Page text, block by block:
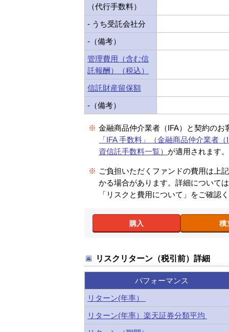
（代行手数料）
- うち受託会社分
-（備考）
管理費用（含む信
託報酬）（税込）
信託財産留保額
-（備考）
※ 金融商品仲介業者（IFA）と契約のお
「IFA 手数料」（金融商品仲介業者
資信託手数料一覧） が適用されます。
※ ご負担いただくファンドの費用は上
かる場合があります。詳細について
「リスクと費用について」をご確認
購入 積
リスクリターン（税引前）詳細
パフォーマンス
リターン(年率）
リターン(年率）楽天証券分類平均